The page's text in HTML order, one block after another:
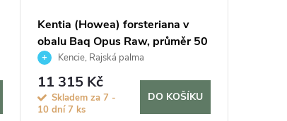
Kentia (Howea) forsteriana v
obalu Baq Opus Raw, průměr 50
cm Kencie, Rajská palma
11 315 Kč
Skladem za 7 -
10 dní7 ks
DO KOŠÍKU